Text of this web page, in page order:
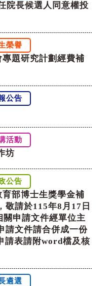
院長候選人同意權投
榮譽
題研究計劃經費補
公告
活動
坊
公告
部博士生獎學金補
敬請於115年8月17日
申請文件經單位主
請文件請合併成一份
請表請附word檔及核
遴選